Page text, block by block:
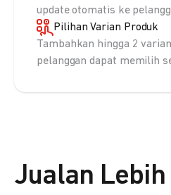
update otomatis ke
Pilihan Varian Produk
Tambahkan hingga 2
pelanggan dapat memilih
Jualan Lebih